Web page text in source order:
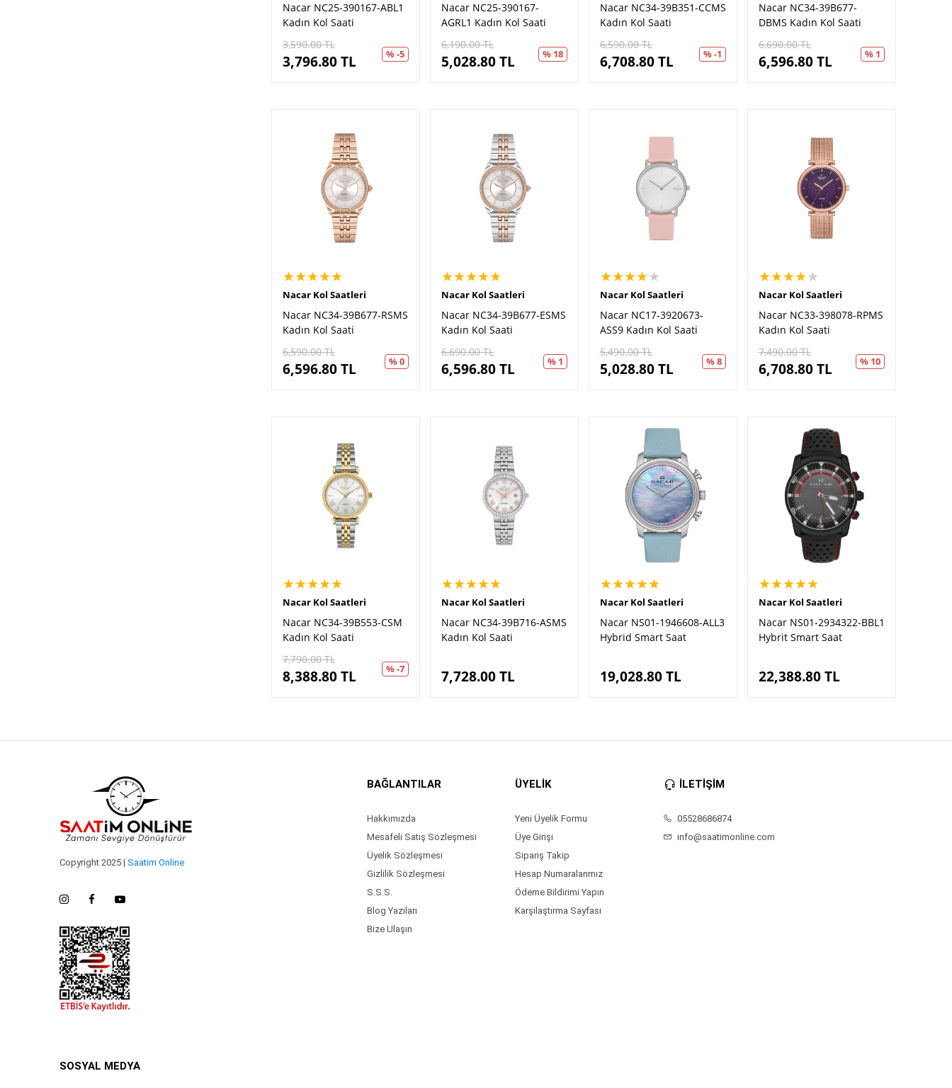
Nacar NC25-390167-ABL1
Kadın Kol Saati
3,590.00TL
3,796.80TL % -5
Nacar NC25-390167-
AGRL1 Kadın Kol Saati
6,190.00TL
5,028.80TL % 18
Nacar NC34-39B351-CCMS
Kadın Kol Saati
6,590.00TL
6,708.80TL % -1
Nacar NC34-39B677-
DBMS Kadın Kol Saati
6,690.00TL
6,596.80TL % 1
★★★★★
Nacar Kol Saatleri
Nacar NC34-39B677-RSMS
Kadın Kol Saati
6,590.00TL
6,596.80TL % 0
★★★★★
Nacar Kol Saatleri
Nacar NC34-39B677-ESMS
Kadın Kol Saati
6,690.00TL
6,596.80TL % 1
★★★★★
Nacar Kol Saatleri
Nacar NC17-3920673-
ASS9 Kadın Kol Saati
5,490.00TL
5,028.80TL % 8
★★★★★
Nacar Kol Saatleri
Nacar NC33-398078-RPMS
Kadın Kol Saati
7,490.00TL
6,708.80TL % 10
★★★★★
Nacar Kol Saatleri
Nacar NC34-39B553-CSM
Kadın Kol Saati
7,790.00TL
8,388.80TL % -7
★★★★★
Nacar Kol Saatleri
Nacar NC34-39B716-ASMS
Kadın Kol Saati
7,728.00TL
★★★★★
Nacar Kol Saatleri
Nacar NS01-1946608-ALL3
Hybrid Smart Saat
19,028.80TL
★★★★★
Nacar Kol Saatleri
Nacar NS01-2934322-BBL1
Hybrit Smart Saat
22,388.80TL
Copyright 2025 | Saatim Online
BAĞLANTILAR
Hakkımızda
Mesafeli Satış Sözleşmesi
Üyelik Sözleşmesi
Gizlilik Sözleşmesi
S.S.S.
Blog Yazıları
Bize Ulaşın
ÜYELİK
Yeni Üyelik Formu
Üye Girişi
Sipariş Takip
Hesap Numaralarımız
Ödeme Bildirimi Yapın
Karşılaştırma Sayfası
İLETİŞİM
05528686874
info@saatimonline.com
SOSYAL MEDYA